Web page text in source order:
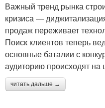
Важный тренд рынка
кризиса —
продаж переживает
Поиск клиентов теперь
основные баталии с
аудиторию происходят
читать дальше →